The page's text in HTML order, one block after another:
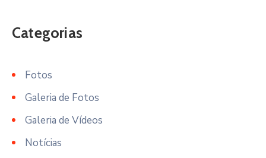
Categorias
Fotos
Galeria de Fotos
Galeria de Vídeos
Notícias